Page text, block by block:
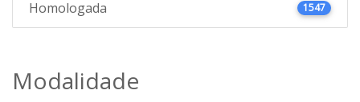
Homologada 1547
Modalidade